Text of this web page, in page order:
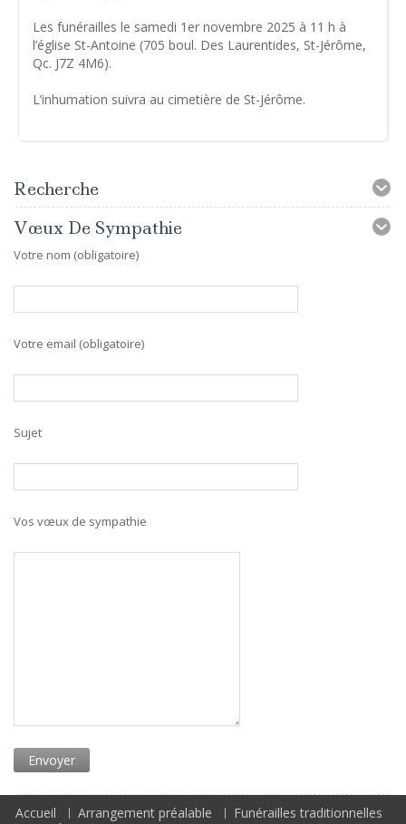
Les funérailles le samedi 1er novembre 2025 à 11 h à
l’église St-Antoine (705 boul. Des Laurentides, St-Jérôme,
Qc. J7Z 4M6).
L’inhumation suivra au cimetière de St-Jérôme.
Recherche
Vœux De Sympathie
Votre nom (obligatoire)
Votre email (obligatoire)
Sujet
Vos vœux de sympathie
Accueil Arrangement préalable
Funérailles traditionnelles